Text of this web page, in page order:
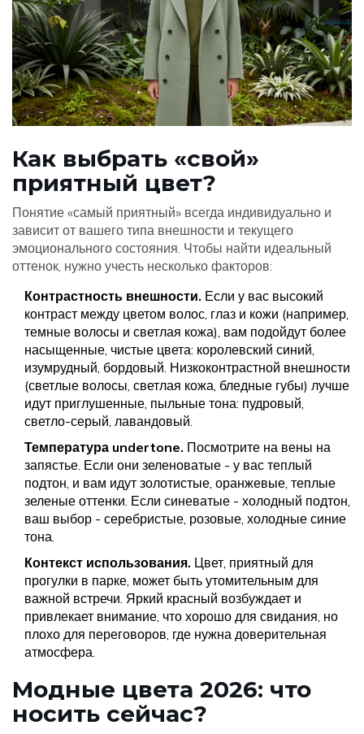
Как выбрать «свой»
приятный цвет?
Понятие «самый приятный» всегда индивидуально и
зависит от вашего типа внешности и текущего
эмоционального состояния. Чтобы найти идеальный
оттенок, нужно учесть несколько факторов:
Контрастность внешности. Если у вас высокий
контраст между цветом волос, глаз и кожи (например,
темные волосы и светлая кожа), вам подойдут более
насыщенные, чистые цвета: королевский синий,
изумрудный, бордовый. Низкоконтрастной внешности
(светлые волосы, светлая кожа, бледные губы) лучше
идут приглушенные, пыльные тона: пудровый,
светло-серый, лавандовый.
Температура undertone. Посмотрите на вены на
запястье. Если они зеленоватые - у вас теплый
подтон, и вам идут золотистые, оранжевые, теплые
зеленые оттенки. Если синеватые - холодный подтон,
ваш выбор - серебристые, розовые, холодные синие
тона.
Контекст использования. Цвет, приятный для
прогулки в парке, может быть утомительным для
важной встречи. Яркий красный возбуждает и
привлекает внимание, что хорошо для свидания, но
плохо для переговоров, где нужна доверительная
атмосфера.
Модные цвета 2026: что
носить сейчас?